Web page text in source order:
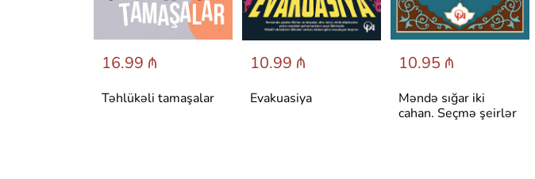
16.99 ₼
Təhlükəli tamaşalar
10.99 ₼
Evakuasiya
10.95 ₼
Məndə sığar iki
cahan. Seçmə şeirlər